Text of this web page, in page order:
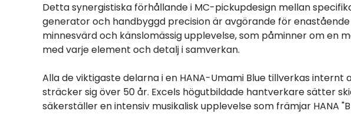
Detta synergistiska förhållande i MC-pickupdesign mellan
generator och handbyggd precision är avgörande för
minnesvärd och känslomässig upplevelse, som påminner om en
med varje element och detalj i samverkan.
Alla de viktigaste delarna i en HANA-Umami Blue tillverkas internt
sträcker sig över 50 år. Excels högutbildade hantverkare sätter
säkerställer en intensiv musikalisk upplevelse som främjar HANA